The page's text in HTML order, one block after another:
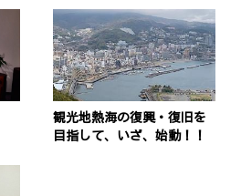
観光地熱海の復興・復旧を
目指して、いざ、始動！！